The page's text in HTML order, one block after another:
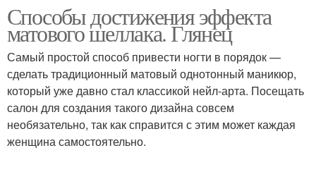
Шеллак с ногтей
Снимать биогель с
ногтей
Уход за ногтями Снятие с ногтей
Способы достижения эффекта
матового шеллака. Глянец
Самый простой способ привести ногти в порядок —
сделать традиционный матовый однотонный маникюр,
который уже давно стал классикой нейл-арта. Посещать
салон для создания такого дизайна совсем
необязательно, так как справится с этим может каждая
женщина самостоятельно.